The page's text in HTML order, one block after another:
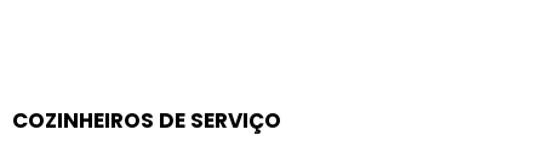
COZINHEIROS DE SERVIÇO